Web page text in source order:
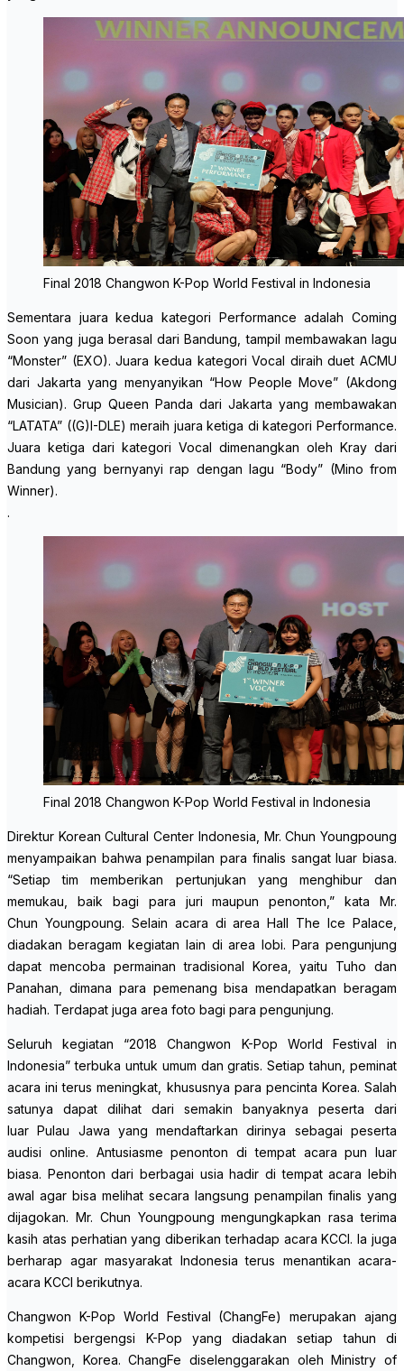
Final 2018 Changwon K-Pop World Festival in Indonesia
Sementara juara kedua kategori Performanceadalah Coming
Soon yang juga berasal dari Bandung, tampil membawakan lagu
“Monster” (EXO). Juara kedua kategoriVocal diraih duet ACMU
dari Jakarta yang menyanyikan “How People Move” (Akdong
Musician). Grup Queen Panda dari Jakarta yang membawakan
“LATATA” ((G)I-DLE) meraih juara ketiga di kategori Performance.
Juara ketiga dari kategori Vocal dimenangkan oleh Kray dari
Bandung yang bernyanyi rap dengan lagu “Body” (Mino from
Winner).
.
Final 2018 Changwon K-Pop World Festival in Indonesia
Direktur Korean Cultural Center Indonesia, Mr. Chun Youngpoung
menyampaikan bahwa penampilan para finalis sangat luar biasa.
“Setiap tim memberikan pertunjukan yang menghibur dan
memukau, baik bagi para juri maupun penonton,” kata Mr.
Chun Youngpoung. Selain acara di area Hall The Ice Palace,
diadakan beragam kegiatan lain di area lobi. Para pengunjung
dapat mencoba permainan tradisional Korea, yaitu Tuho dan
Panahan, dimana para pemenang bisa mendapatkan beragam
hadiah. Terdapat juga area foto bagi para pengunjung.
Seluruh kegiatan “2018 Changwon K-Pop World Festival in
Indonesia” terbuka untuk umum dan gratis. Setiap tahun, peminat
acara ini terus meningkat, khususnya para pencinta Korea. Salah
satunya dapat dilihat dari semakin banyaknya peserta dari
luar Pulau Jawa yang mendaftarkan dirinya sebagai peserta
audisi online. Antusiasme penonton di tempat acara pun luar
biasa. Penonton dari berbagai usia hadir di tempat acara lebih
awal agar bisa melihat secara langsung penampilan finalis yang
dijagokan. Mr. Chun Youngpoung mengungkapkan rasa terima
kasih atas perhatian yang diberikan terhadap acara KCCI. Ia juga
berharap agar masyarakat Indonesia terus menantikan acara-
acara KCCI berikutnya.
Changwon K-Pop World Festival (ChangFe) merupakan ajang
kompetisi bergengsi K-Pop yang diadakan setiap tahun di
Changwon, Korea. ChangFe diselenggarakan oleh Ministry of